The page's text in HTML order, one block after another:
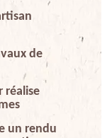
de
réalise
un rendu